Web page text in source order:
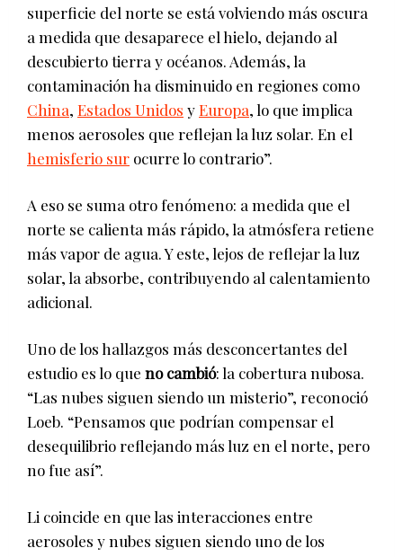
superficie del norte se está volviendo más oscura
a medida que desaparece el hielo, dejando al
descubierto tierra y océanos. Además, la
contaminación ha disminuido en regiones como
China, Estados Unidos yEuropa, lo que implica
menos aerosoles que reflejan la luz solar. En el
hemisferio sur ocurre lo contrario”.
A eso se suma otro fenómeno: a medida que el
norte se calienta más rápido, la atmósfera retiene
más vapor de agua. Y este, lejos de reflejar la luz
solar, la absorbe, contribuyendo al calentamiento
adicional.
Uno de los hallazgos más desconcertantes del
estudio es lo que no cambió: la cobertura nubosa.
“Las nubes siguen siendo un misterio”, reconoció
Loeb. “Pensamos que podrían compensar el
desequilibrio reflejando más luz en el norte, pero
no fue así”.
Li coincide en que las interacciones entre
aerosoles y nubes siguen siendo uno de los